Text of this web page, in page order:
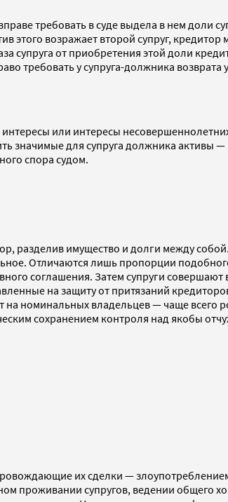
требовать в суде выдела в нем доли
возражает второй супруг,
супруга от приобретения этой доли
требовать у супруга-должника возврата
или интересы
значимые для супруга должника активы
спора судом.
разделив имущество и долги между
Отличаются лишь пропорции
соглашения. Затем супруги
на защиту от притязаний
на номинальных владельцев — чаще
сохранением контроля над якобы
их сделки —
проживании супругов, ведении общего